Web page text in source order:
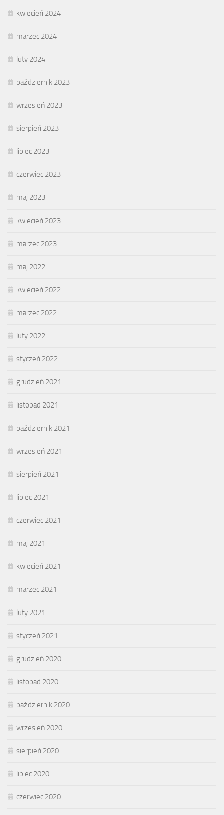
kwiecień 2024
marzec 2024
luty 2024
październik 2023
wrzesień 2023
sierpień 2023
lipiec 2023
czerwiec 2023
maj 2023
kwiecień 2023
marzec 2023
maj 2022
kwiecień 2022
marzec 2022
luty 2022
styczeń 2022
grudzień 2021
listopad 2021
październik 2021
wrzesień 2021
sierpień 2021
lipiec 2021
czerwiec 2021
maj 2021
kwiecień 2021
marzec 2021
luty 2021
styczeń 2021
grudzień 2020
listopad 2020
październik 2020
wrzesień 2020
sierpień 2020
lipiec 2020
czerwiec 2020